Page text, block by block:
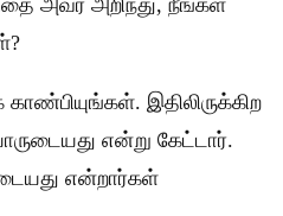
அவர் அறிந்து, நீங்கள்
இதிலிருக்கிற
என்று கேட்டார்.
என்றார்கள்